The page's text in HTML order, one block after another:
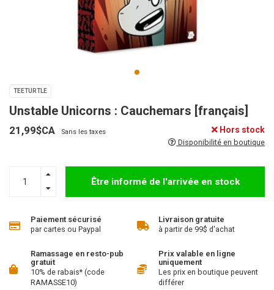
TEETURTLE
Unstable Unicorns : Cauchemars [français]
21,99$CA Sans les taxes Hors stock
Disponibilité en boutique
Être informé de l'arrivée en stock
Paiement sécurisé
par cartes ou Paypal
Livraison gratuite
à partir de 99$ d'achat
Ramassage en resto-pub
gratuit
10% de rabais* (code
RAMASSE10)
Prix valable en ligne
uniquement
Les prix en boutique peuvent
différer